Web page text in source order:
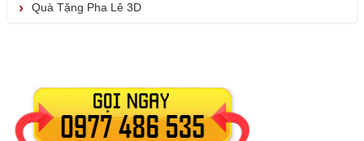
Quà Tặng Pha Lê 3D